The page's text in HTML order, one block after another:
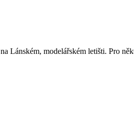
Lánském, modelářském letišti. Pro